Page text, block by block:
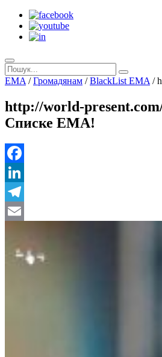
EMA /Громадянам /BlackList EMA /
http://world-
Списке ЕМА!
Facebook
LinkedIn
Telegram